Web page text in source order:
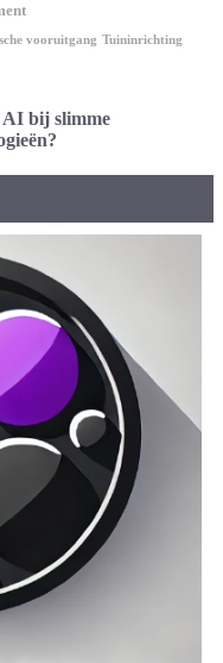
vooruitgang Tuininrichting
AI bij slimme